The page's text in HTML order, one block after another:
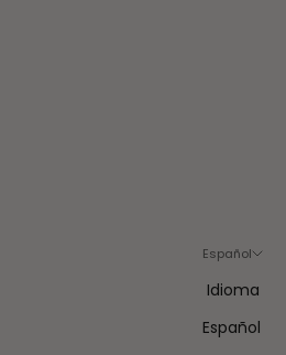
Español
Idioma
Español